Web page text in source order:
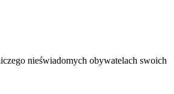
nieświadomych obywatelach swoich